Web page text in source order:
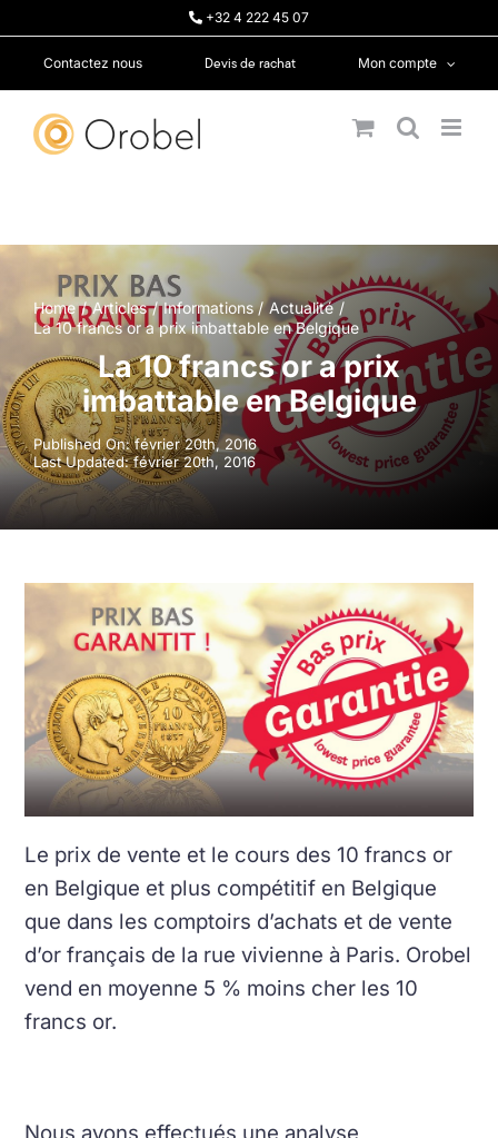
+32 4 222 45 07
Contactez nous Devis de rachat Mon compte
Home Articles Informations
Actualité
La 10 francs or a prix imbattable en Belgique
La 10 francs or a prix
imbattable en Belgique
Published On: février 20th, 2016
Last Updated: février 20th, 2016
Le prix de vente et le cours des 10 francs or
en Belgique et plus compétitif en Belgique
que dans les comptoirs d’achats et de vente
d’or français de la rue vivienne à Paris. Orobel
vend en moyenne 5 % moins cher les 10
francs or.